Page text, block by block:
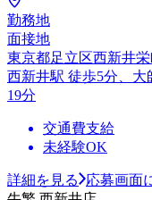
勤務地
面接地
東京都足立区西新井
西新井駅 徒歩5分、
19分
交通費支給
未経験OK
詳細を見る
応募画面